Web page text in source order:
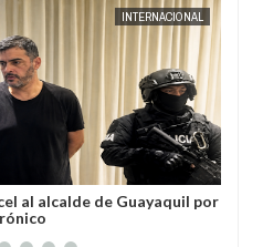
INTERNACIONAL
al alcalde de Guayaquil por
JORGE